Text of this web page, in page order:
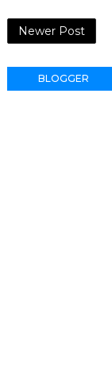
Newer Post
BLOGGER